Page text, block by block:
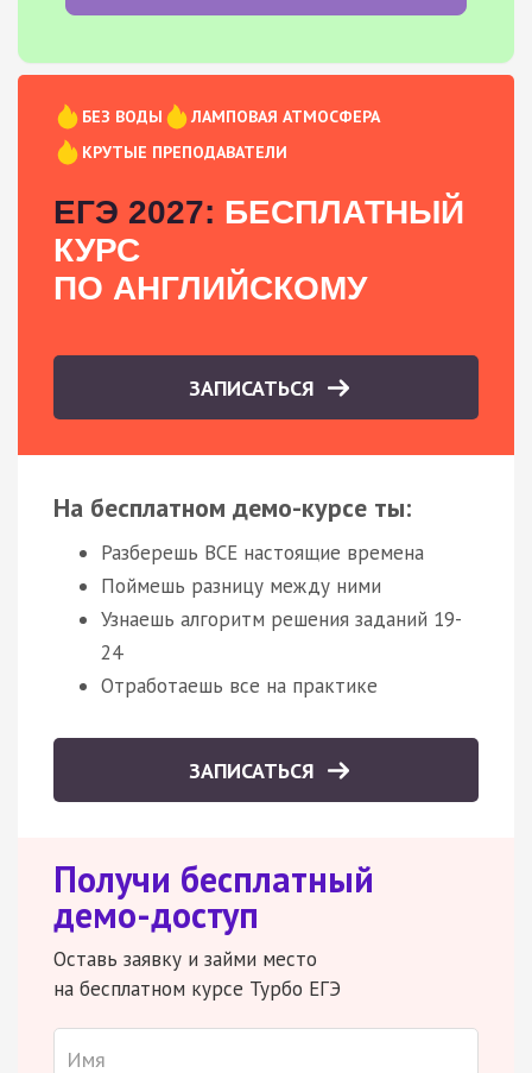
БЕЗ ВОДЫ
ЛАМПОВАЯ АТМОСФЕРА
КРУТЫЕ ПРЕПОДАВАТЕЛИ
ЕГЭ 2027: БЕСПЛАТНЫЙ
КУРС
ПО АНГЛИЙСКОМУ
ЗАПИСАТЬСЯ
На бесплатном демо-курсе ты:
Разберешь ВСЕ настоящие времена
Поймешь разницу между ними
Узнаешь алгоритм решения заданий 19-
24
Отработаешь все на практике
ЗАПИСАТЬСЯ
Получи бесплатный
демо-доступ
Оставь заявку и займи место
на бесплатном курсе Турбо ЕГЭ